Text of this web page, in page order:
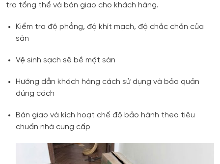
tra tổng thể và bàn giao cho khách hàng.
Kiểm tra độ phẳng, độ khít mạch, độ chắc chắn của
sàn
Vệ sinh sạch sẽ bề mặt sàn
Hướng dẫn khách hàng cách sử dụng và bảo quản
đúng cách
Bàn giao và kích hoạt chế độ bảo hành theo tiêu
chuẩn nhà cung cấp